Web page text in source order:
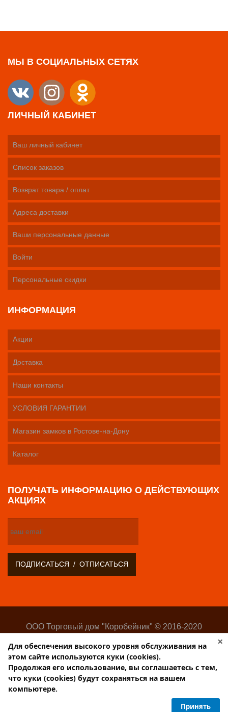
МЫ В СОЦИАЛЬНЫХ СЕТЯХ
ЛИЧНЫЙ КАБИНЕТ
Ваш личный кабинет
Список заказов
Возврат товара / оплат
Адреса доставки
Ваши персональные данные
Войти
Персональные скидки
ИНФОРМАЦИЯ
Акции
Доставка
Наши контакты
УСЛОВИЯ ГАРАНТИИ
Магазин замков в Ростове-на-Дону
Каталог
ПОЛУЧАТЬ ИНФОРМАЦИЮ О ДЕЙСТВУЮЩИХ
АКЦИЯХ
ООО Торговый дом "Коробейник" © 2016-2020
изделий
Разработка:Web-студия Websilon
Поддержка сайта —ООО «Центр-Интернет»
Торговый дом КОРОБЕЙНИК
×
Для обеспечения высокого уровня обслуживания на
этом сайте используются куки (cookies).
Продолжая его использование, вы соглашаетесь с тем,
что куки (cookies) будут сохраняться на вашем
компьютере.
Принять